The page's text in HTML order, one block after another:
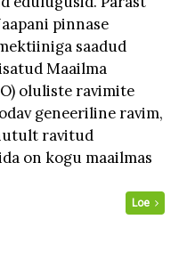
pinnase
saadud
Maailma
oluliste ravimite
geneeriline ravim,
ravitud
on kogu maailmas
Loe